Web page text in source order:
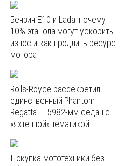
Бензин E10 и Lada: почему
10% этанола могут ускорить
износ и как продлить ресурс
мотора
Rolls-Royce рассекретил
единственный Phantom
Regatta — 5982‑мм седан с
«яхтенной» тематикой
Покупка мототехники без